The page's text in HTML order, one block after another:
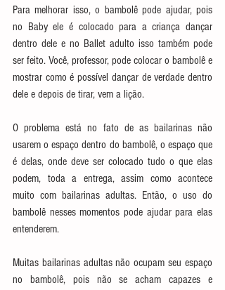
Para melhorar isso, o bambolê pode ajudar, pois
no Baby ele é colocado para a criança dançar
dentro dele e no Ballet adulto isso também pode
ser feito. Você, professor, pode colocar o bambolê e
mostrar como é possível dançar de verdade dentro
dele e depois de tirar, vem a lição.
O problema está no fato de as bailarinas não
usarem o espaço dentro do bambolê, o espaço que
é delas, onde deve ser colocado tudo o que elas
podem, toda a entrega, assim como acontece
muito com bailarinas adultas. Então, o uso do
bambolê nesses momentos pode ajudar para elas
entenderem.
Muitas bailarinas adultas não ocupam seu espaço
no bambolê, pois não se acham capazes e